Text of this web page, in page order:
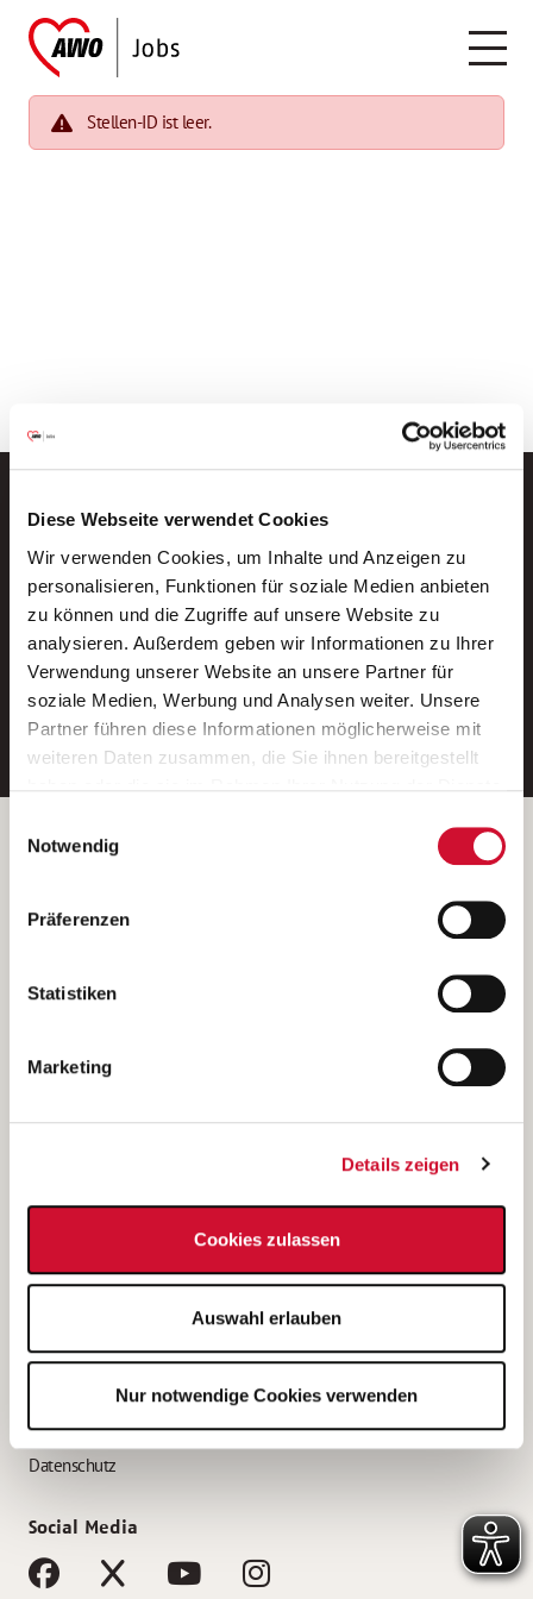
Diese Webseite verwendet Cookies
Wir verwenden Cookies, um Inhalte und Anzeigen zu
personalisieren, Funktionen für soziale Medien anbieten
zu können und die Zugriffe auf unsere Website zu
analysieren. Außerdem geben wir Informationen zu Ihrer
Verwendung unserer Website an unsere Partner für
soziale Medien, Werbung und Analysen weiter. Unsere
Partner führen diese Informationen möglicherweise mit
weiteren Daten zusammen, die Sie ihnen bereitgestellt
Wenn Sie auf „Cookies zulassen“ klicken, so stimmen
Sie der Speicherung sämtlicher Cookies zu. Sie können
Ihre Einwilligung selbstverständlich jederzeit widerrufen,
indem Sie die Cookie-Einstellungen aufrufen und diese
unsererDatenschutzerklärung
Notwendig
Präferenzen
Statistiken
Marketing
Details zeigen
Cookies zulassen
Auswahl erlauben
Nur notwendige Cookies verwenden
Stellen-ID ist leer.
Neue Stellen per E-Mail.
Ein kostenloser Service von AWO
Jobs.
E-Mail-Adresse eintragen
Betreiber der Webseite
Kantstraße 45a
(Ein Tochterunternehmen des AWO Bezirksverbandes Unterfranken
e.V.)
Bewerbung als Altenpflegehelfer*in
Bewerbung als Erzieher*in
AWO Gliederungen nach Bundesland
Impressum
Datenschutz
Social Media